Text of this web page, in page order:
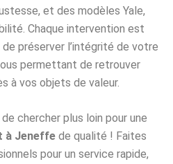
et des modèles Yale,
Chaque intervention est
préserver l’intégrité de votre
permettant de retrouver
à vos objets de valeur.
de chercher plus loin pour une
à Jeneffe de qualité ! Faites
pour un service rapide,